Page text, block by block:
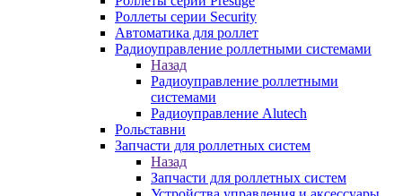
Роллеты серии Security
Автоматика для роллет
Радиоуправление роллетными системами
Назад
Радиоуправление роллетными
системами
Радиоуправление Alutech
Рольставни
Запчасти для роллетных систем
Назад
Запчасти для роллетных систем